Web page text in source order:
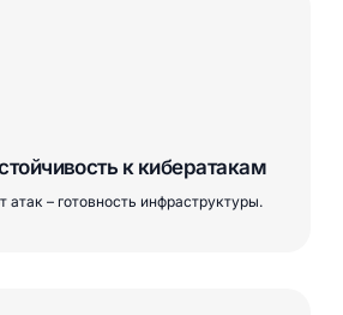
к кибератакам
атак – готовность инфраструктуры.